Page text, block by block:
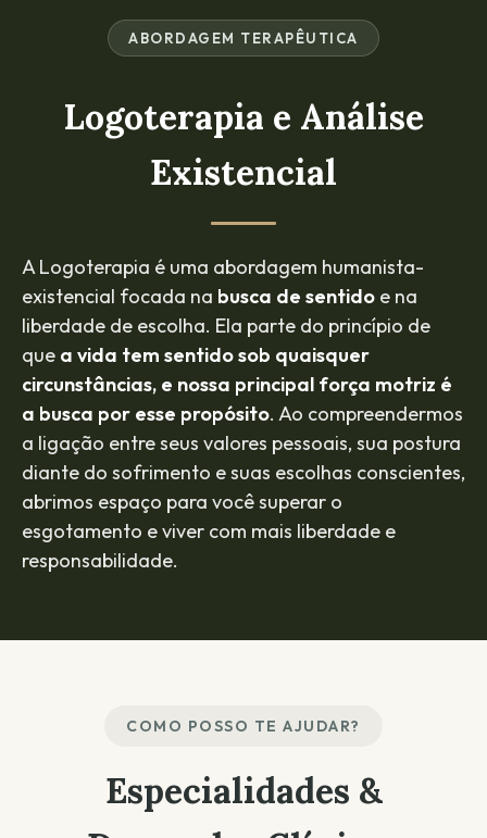
ABORDAGEM TERAPÊUTICA
Logoterapia e Análise
Existencial
A Logoterapia é uma abordagem humanista-
existencial focada na busca de sentido e na
liberdade de escolha. Ela parte do princípio de
que a vida tem sentido sob quaisquer
circunstâncias, e nossa principal força motriz é
a busca por esse propósito. Ao compreendermos
a ligação entre seus valores pessoais, sua postura
diante do sofrimento e suas escolhas conscientes,
abrimos espaço para você superar o
esgotamento e viver com mais liberdade e
responsabilidade.
COMO POSSO TE AJUDAR?
Especialidades &